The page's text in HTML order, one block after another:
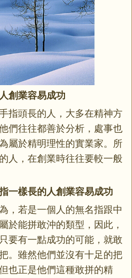
創業容易成功
指頭長的人，大多在精神方
們往往都善於分析，處事也
屬於精明理性的實業家。所
人，在創業時往往要較一般
一樣長的人創業容易成功
，若是一個人的無名指跟中
於能拼敢沖的類型，因此，
要有一點成功的可能，就敢
。雖然他們並沒有十足的把
也正是他們這種敢拼的精